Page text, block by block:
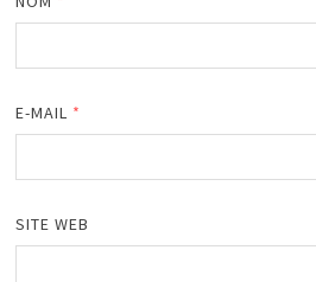
E-MAIL *
SITE WEB